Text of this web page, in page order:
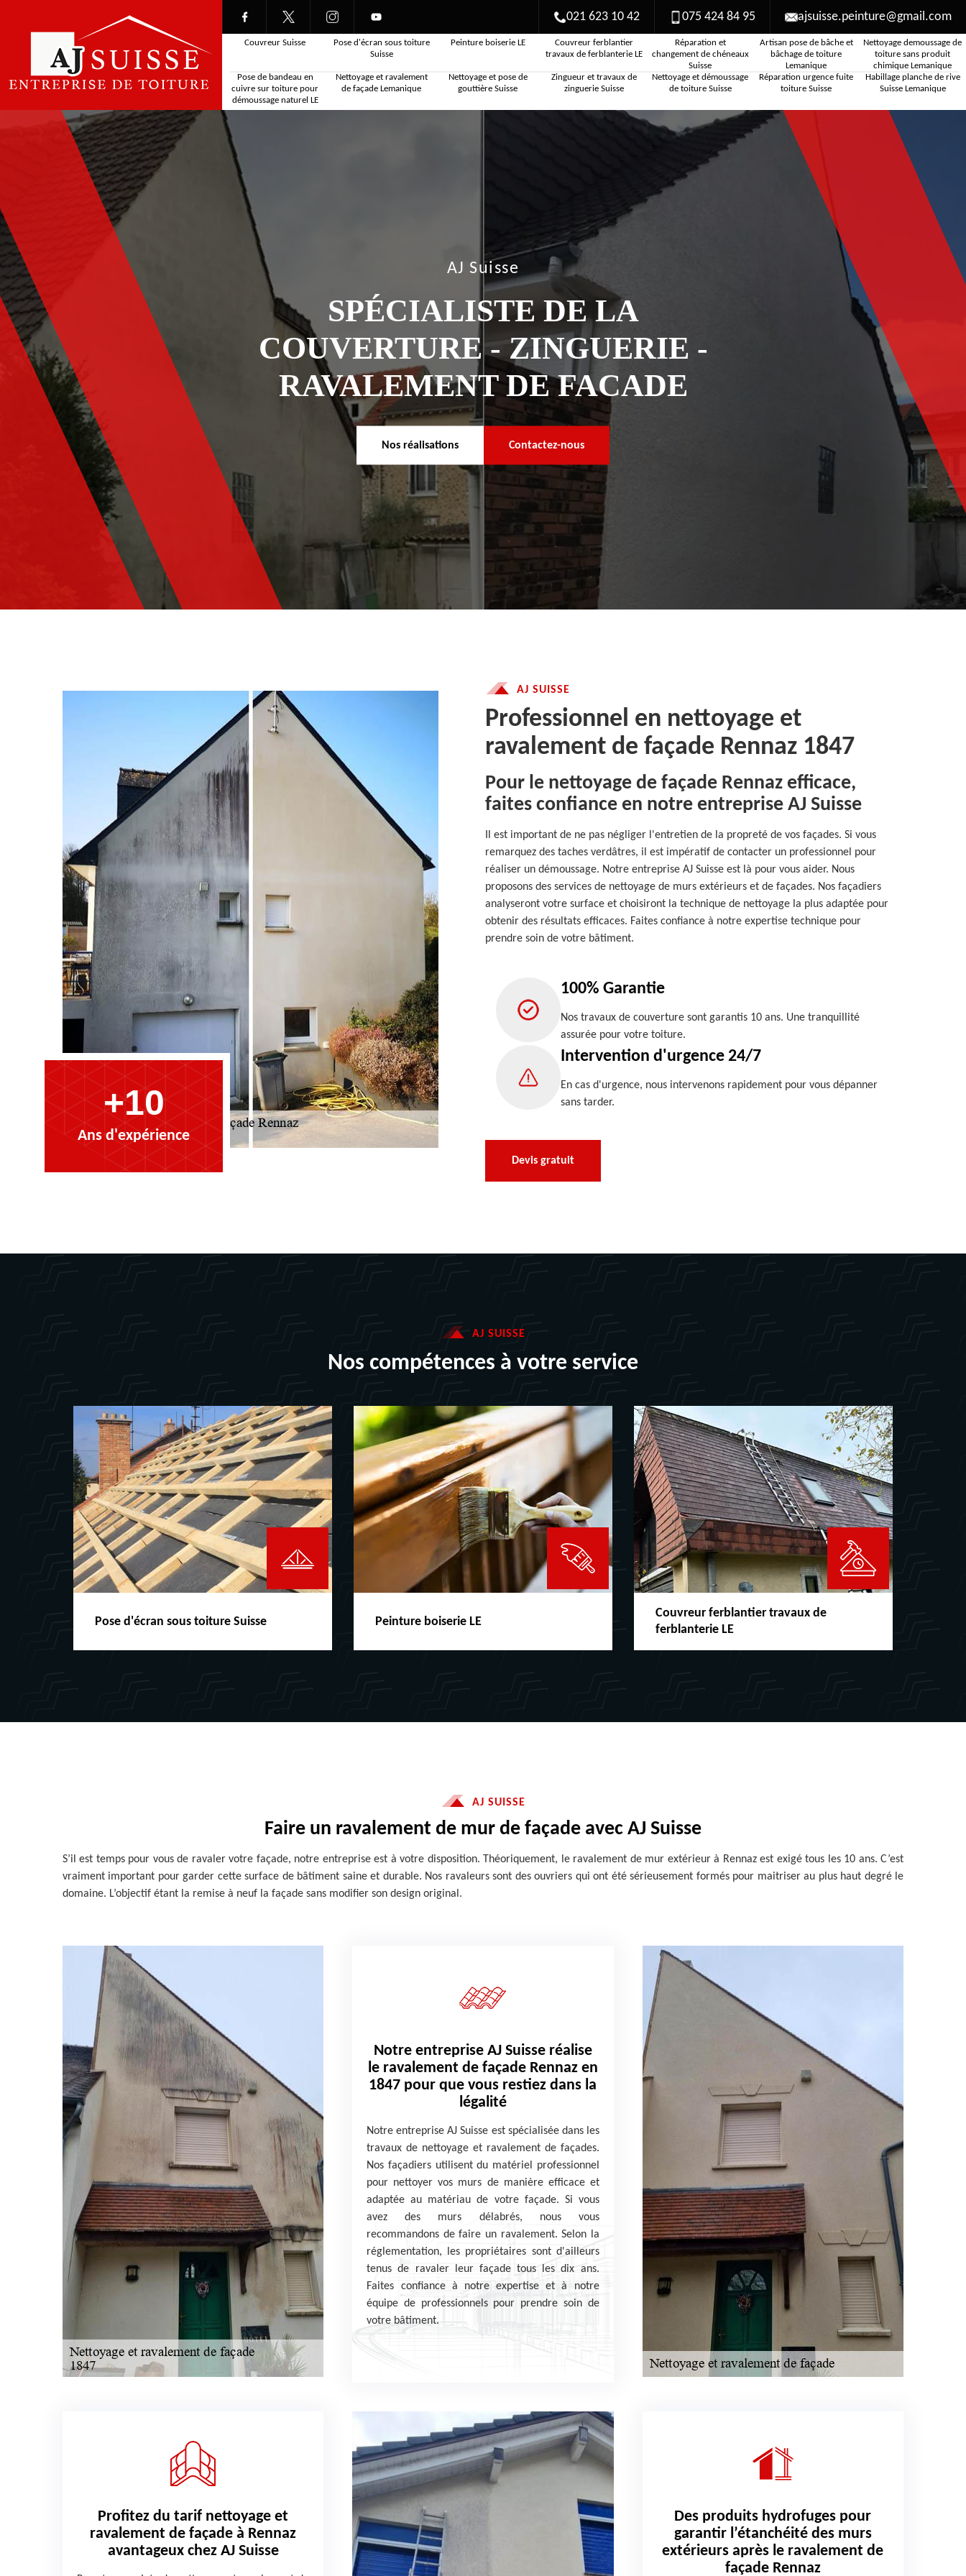
021 623 10 42 075 424 84 95 ajsuisse.peinture@gmail.com
Couvreur Suisse
Pose d'écran sous toiture
Suisse
Peinture boiserie LE
Couvreur ferblantier
travaux de ferblanterie LE
Réparation et
changement de chéneaux
Suisse
Artisan pose de bâche et
bâchage de toiture
Lemanique
Nettoyage demoussage de
toiture sans produit
chimique Lemanique
Pose de bandeau en
cuivre sur toiture pour
démoussage naturel LE
Nettoyage et ravalement
de façade Lemanique
Nettoyage et pose de
gouttière Suisse
Zingueur et travaux de
zinguerie Suisse
Nettoyage et démoussage
de toiture Suisse
Réparation urgence fuite
toiture Suisse
Habillage planche de rive
Suisse Lemanique
AJ Suisse
SPÉCIALISTE DE LA
COUVERTURE - ZINGUERIE -
RAVALEMENT DE FACADE
Nos réalisations Contactez-nous
+10
Ans d'expérience
AJ SUISSE
Professionnel en nettoyage et
ravalement de façade Rennaz 1847
Pour le nettoyage de façade Rennaz efficace,
faites confiance en notre entreprise AJ Suisse
Il est important de ne pas négliger l'entretien de la propreté de vos façades. Si vous
remarquez des taches verdâtres, il est impératif de contacter un professionnel pour
réaliser un démoussage. Notre entreprise AJ Suisse est là pour vous aider. Nous
proposons des services de nettoyage de murs extérieurs et de façades. Nos façadiers
analyseront votre surface et choisiront la technique de nettoyage la plus adaptée pour
obtenir des résultats efficaces. Faites confiance à notre expertise technique pour
prendre soin de votre bâtiment.
100% Garantie
Nos travaux de couverture sont garantis 10 ans. Une tranquillité
assurée pour votre toiture.
Intervention d'urgence 24/7
En cas d'urgence, nous intervenons rapidement pour vous dépanner
sans tarder.
Devis gratuit
AJ SUISSE
Nos compétences à votre service
Pose d'écran sous toiture Suisse Peinture boiserie LE
Couvreur ferblantier travaux de
ferblanterie LE
AJ SUISSE
Faire un ravalement de mur de façade avec AJ Suisse
S’il est temps pour vous de ravaler votre façade, notre entreprise est à votre disposition. Théoriquement, le ravalement de mur extérieur à Rennaz est exigé tous les 10 ans. C’est
vraiment important pour garder cette surface de bâtiment saine et durable. Nos ravaleurs sont des ouvriers qui ont été sérieusement formés pour maitriser au plus haut degré le
domaine. L’objectif étant la remise à neuf la façade sans modifier son design original.
Notre entreprise AJ Suisse réalise
le ravalement de façade Rennaz en
1847 pour que vous restiez dans la
légalité
Notre entreprise AJ Suisse est spécialisée dans les
travaux de nettoyage et ravalement de façades.
Nos façadiers utilisent du matériel professionnel
pour nettoyer vos murs de manière efficace et
adaptée au matériau de votre façade. Si vous
avez des murs délabrés, nous vous
recommandons de faire un ravalement. Selon la
réglementation, les propriétaires sont d'ailleurs
tenus de ravaler leur façade tous les dix ans.
Faites confiance à notre expertise et à notre
équipe de professionnels pour prendre soin de
votre bâtiment.
Profitez du tarif nettoyage et
ravalement de façade à Rennaz
avantageux chez AJ Suisse
Des produits hydrofuges pour
garantir l’étanchéité des murs
extérieurs après le ravalement de
façade Rennaz